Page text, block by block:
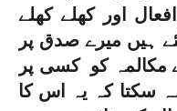
اور کھلے کھلے
ہیں میرے صدق پر
مکالمہ کو کسی پر
سکتا کہ یہ اس کا